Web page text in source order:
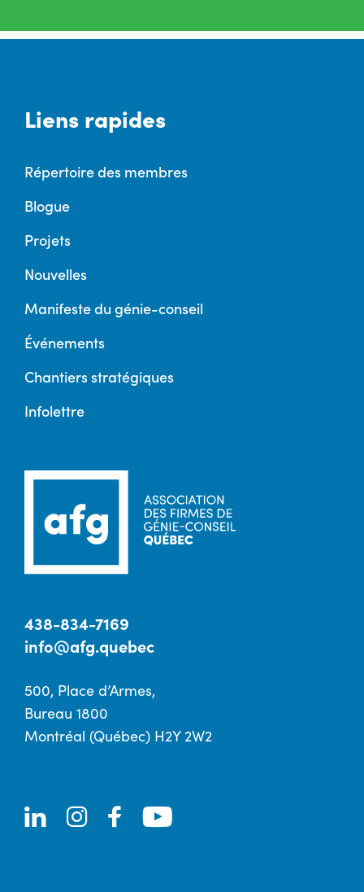
Liens rapides
Répertoire des membres
Blogue
Projets
Nouvelles
Manifeste du génie-conseil
Événements
Chantiers stratégiques
Infolettre
438-834-7169
info@afg.quebec
500, Place d’Armes,
Bureau 1800
Montréal (Québec) H2Y 2W2